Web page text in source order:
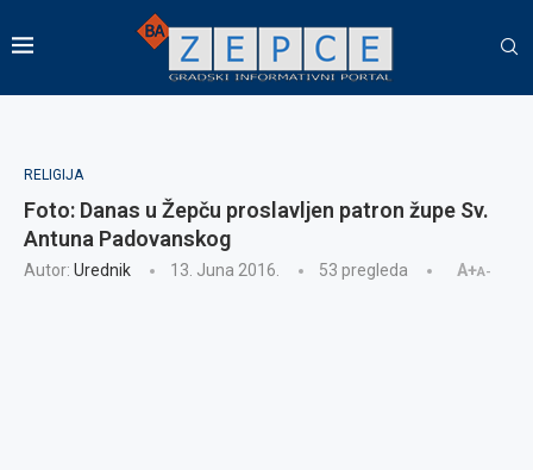
RELIGIJA
Foto: Danas u Žepču proslavljen patron župe Sv.
Antuna Padovanskog
Autor: Urednik 13. Juna 2016. 53 pregleda A+A-